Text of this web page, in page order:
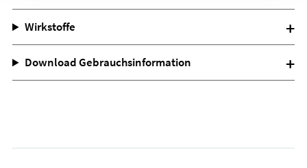
Wirkstoffe
Download Gebrauchsinformation